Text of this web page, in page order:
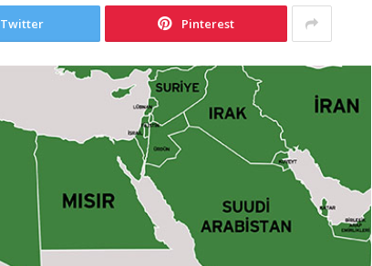
Twitter Pinterest